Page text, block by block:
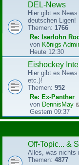
g
DEL-News
Hier gibt es
deutschen Ligen!
Themen: 1766
Re: Iserlohn
von Königs
Heute 12:30
Eishockey
Hier gibt es
etc.)!
Themen: 952
Re: Ex-Panther
von DennisMay
Gestern 09:37
Off-Topic... &
Alles, was nichts
Themen: 4877